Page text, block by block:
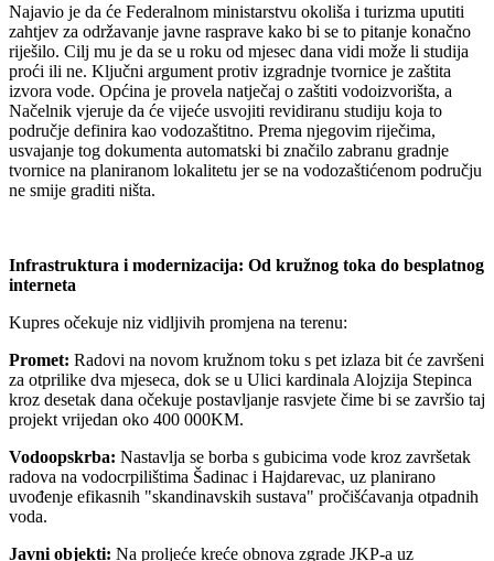
Najavio je da će Federalnom ministarstvu okoliša i turizma uputiti
zahtjev za održavanje javne rasprave kako bi se to pitanje konačno
riješilo. Cilj mu je da se u roku od mjesec dana vidi može li studija
proći ili ne. Ključni argument protiv izgradnje tvornice je zaštita
izvora vode. Općina je provela natječaj o zaštiti vodoizvorišta, a
Načelnik vjeruje da će vijeće usvojiti revidiranu studiju koja to
područje definira kao vodozaštitno. Prema njegovim riječima,
usvajanje tog dokumenta automatski bi značilo zabranu gradnje
tvornice na planiranom lokalitetu jer se na vodozaštićenom području
ne smije graditi ništa.
Infrastruktura i modernizacija: Od kružnog toka do besplatnog
interneta
Kupres očekuje niz vidljivih promjena na terenu:
Promet: Radovi na novom kružnom toku s pet izlaza bit će završeni
za otprilike dva mjeseca, dok se u Ulici kardinala Alojzija Stepinca
kroz desetak dana očekuje postavljanje rasvjete čime bi se završio taj
projekt vrijedan oko 400 000KM.
Vodoopskrba: Nastavlja se borba s gubicima vode kroz završetak
radova na vodocrpilištima Šadinac i Hajdarevac, uz planirano
uvođenje efikasnih "skandinavskih sustava" pročišćavanja otpadnih
voda.
Javni objekti: Na proljeće kreće obnova zgrade JKP-a uz